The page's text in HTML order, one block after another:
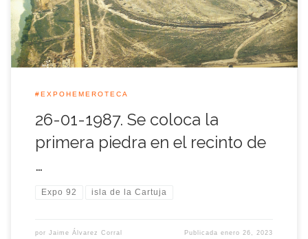
que fue calificado como […]
#EXPOHEMEROTECA
26-01-1987. Se coloca la
primera piedra en el recinto de
…
Expo 92 isla de la Cartuja
por Jaime Álvarez Corral Publicadaenero 26, 2023